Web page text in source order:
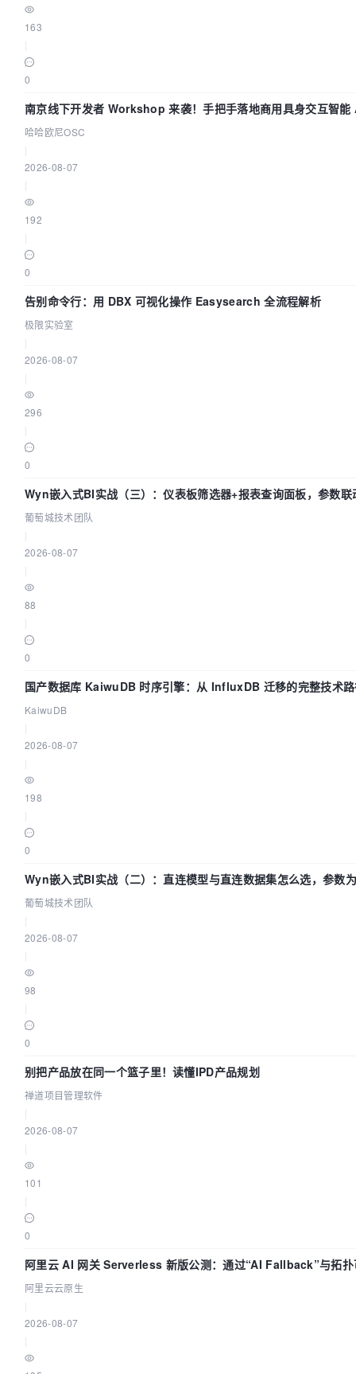
163
0
南京线下开发者 Workshop 来袭！手把手落地商用具身交互智
哈哈欧尼OSC
2026-08-07
192
0
告别命令行：用 DBX 可视化操作 Easysearch 全流程解析
极限实验室
2026-08-07
296
0
Wyn嵌入式BI实战（三）：仪表板筛选器+报表查询面板，参数联
葡萄城技术团队
2026-08-07
88
0
国产数据库 KaiwuDB 时序引擎：从 InfluxDB 迁移的完整技术
KaiwuDB
2026-08-07
198
0
Wyn嵌入式BI实战（二）：直连模型与直连数据集怎么选，参数
葡萄城技术团队
葡萄城技术团队
2026-08-07
98
0
别把产品放在同一个篮子里！读懂IPD产品规划
禅道项目管理软件
2026-08-07
101
0
阿里云 AI 网关 Serverless 新版公测：通过“AI Fallback”与拓
流量治理底座
阿里云云原生
2026-08-07